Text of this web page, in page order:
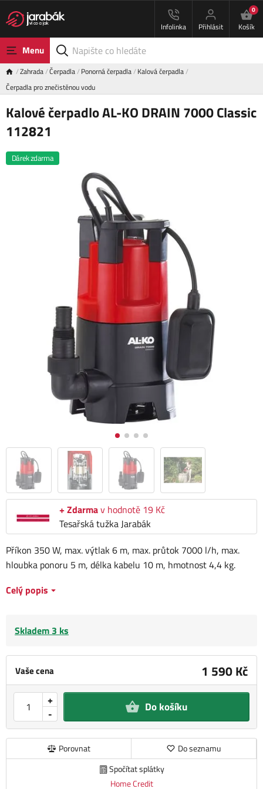
Infolinka Přihlásit
0
Košík
Menu
Zahrada Čerpadla Ponorná čerpadla Kalová čerpadla
Čerpadla pro znečistěnou vodu
Kalové čerpadlo AL-KO DRAIN 7000 Classic
112821
Dárek zdarma
+ Zdarmav hodnotě 19 Kč
Tesařská tužka Jarabák
Vaše cena 1 590 Kč
-
+ Do košíku
Porovnat
Do seznamu
Spočítat splátky
Home Credit
Příkon 350 W, max. výtlak 6 m, max. průtok 7000 l/h, max.
hloubka ponoru 5 m, délka kabelu 10 m, hmotnost 4,4 kg.
Celý popis
Skladem 3 ks